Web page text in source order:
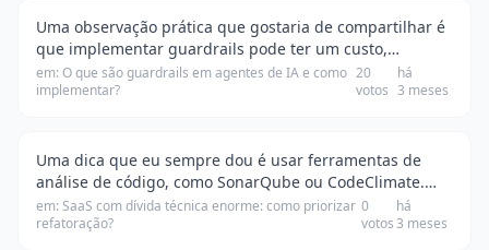
Uma observação prática que gostaria de compartilhar é
que implementar guardrails pode ter um custo,
principalmente se você precisar de consultoria externa
ou ferramentas específicas. Por exemplo, al…
em: O que são guardrails em agentes de IA e como
implementar?
20
votos
há
3 meses
Uma dica que eu sempre dou é usar ferramentas de
análise de código, como SonarQube ou CodeClimate.
Elas ajudam a identificar áreas problemáticas e a medir
a dívida técnica de forma mais objetiva. Co…
em: SaaS com dívida técnica enorme: como priorizar
refatoração?
0
votos
há
3 meses